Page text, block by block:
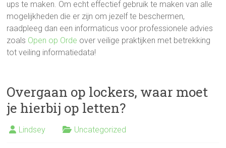
ups te maken. Om echt effectief gebruik te maken van alle
mogelijkheden die er zijn om jezelf te beschermen,
raadpleeg dan een informaticus voor professionele advies
zoals Open op Orde over veilige praktijken met betrekking
tot veiling informatiedata!
Overgaan op lockers, waar moet
je hierbij op letten?
Lindsey Uncategorized